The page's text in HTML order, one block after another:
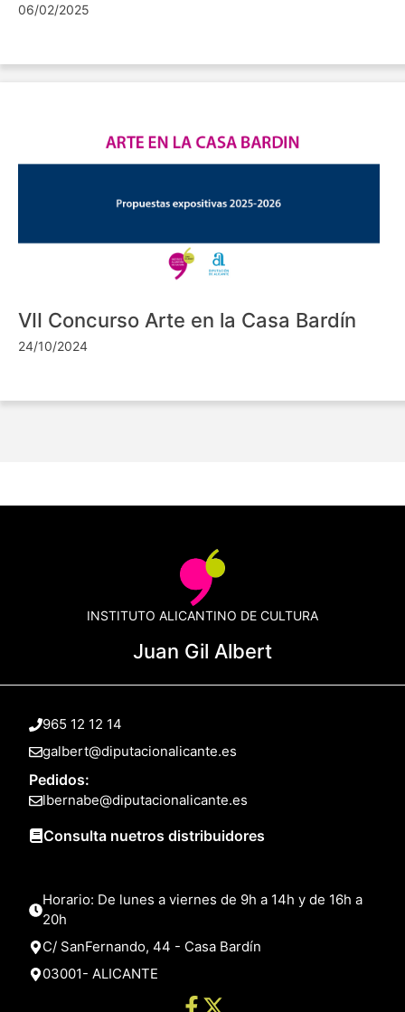
06/02/2025
VII Concurso Arte en la Casa Bardín
24/10/2024
INSTITUTO ALICANTINO DE CULTURA
Juan Gil Albert
965 12 12 14
galbert@diputacionalicante.es
Pedidos:
lbernabe@diputacionalicante.es
Consulta nuetros distribuidores
Horario: De lunes a viernes de 9h a 14h y de 16h a
20h
C/ SanFernando, 44 - Casa Bardín
03001- ALICANTE